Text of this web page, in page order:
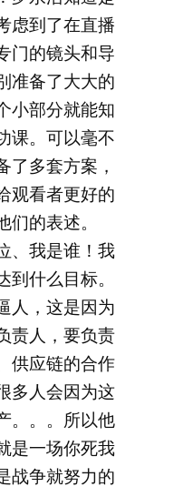
虑到了在直播
门的镜头和导
准备了大大的
小部分就能知
课。可以毫不
了多套方案，
观看者更好的
们的表述。
、我是谁！我
到什么目标。
人，这是因为
责人，要负责
供应链的合作
多人会因为这
。。。所以他
是一场你死我
战争就努力的